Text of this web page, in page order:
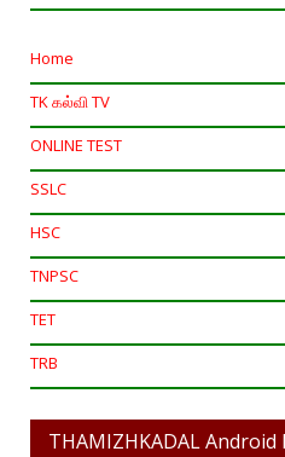
Home
TK கல்வி TV
ONLINE TEST
SSLC
HSC
TNPSC
TET
TRB
THAMIZHKADAL